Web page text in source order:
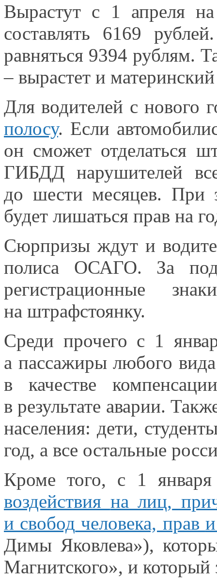
Вырастут с 1 апреляна
составлять 6169 рублей.
равняться 9394 рублям.
– вырастет и материнский
Для водителей c нового
полосу. Если
он сможет отделаться
ГИБДД нарушителей
до шести месяцев. При
будет лишаться прав на
Сюрпризы ждути
полиса ОСАГО. За
регистрационные
на штрафстоянку.
Среди прочего с 1
а пассажирылюбого вида
в качестве
в результате аварии.
населения: дети,
год, а все остальные
Кроме того, с 1 января
воздействия на лиц,
и свобод человека, прав
Димы Яковлева»),
Магнитского», и который